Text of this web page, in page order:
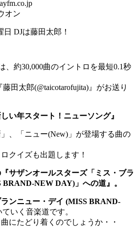
ン
DJは藤田太郎！
、約30,000曲のイントロを最短0.1秒
田太郎(@taicotarofujita)』がお送り
い年スタート！ニューソング』
、「ニュー(New)」が登場する曲の
クイズも出題します！
サザンオールスターズ「ミス・ブラ
BRAND-NEW DAY)」への道』。
ランニュー・デイ (MISS BRAND-
いく音楽道です。
にたどり着くのでしょうか・・